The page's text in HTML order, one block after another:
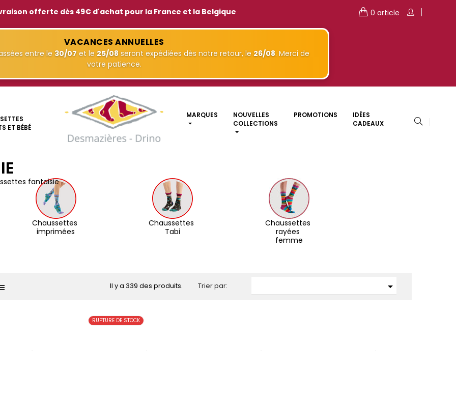
offerte dès 49€ d'achat pour la France et la Belgique
VACANCES ANNUELLES
entre le 30/07 et le 25/08 seront expédiées dès notre retour, le 26/08. Merci de
votre patience.
0 article
ET BÉBÉ
MARQUES
NOUVELLES
COLLECTIONS
PROMOTIONS
IDÉES
CADEAUX
fantaisie
Chaussettes
imprimées
Chaussettes
Tabi
Chaussettes
rayées
femme
Il y a 339 des produits. Trier par: 
RUPTURE DE STOCK